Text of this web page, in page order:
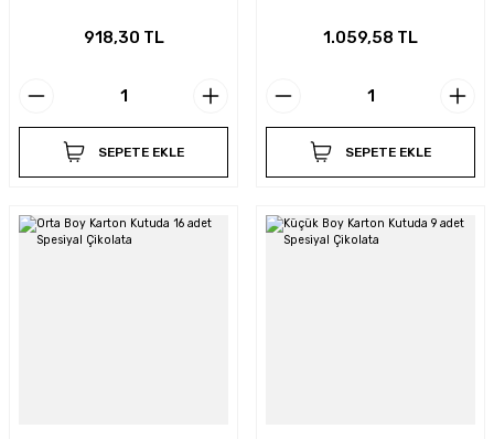
918,30 TL
SEPETE EKLE
1.059,58 TL
SEPETE EKLE